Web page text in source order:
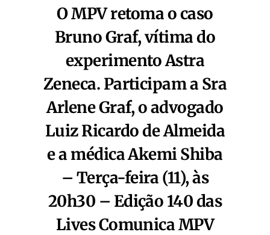
O MPV retoma o caso
Bruno Graf, vítima do
experimento Astra
Zeneca. Participam a Sra
Arlene Graf, o advogado
Luiz Ricardo de Almeida
e a médica Akemi Shiba
– Terça-feira (11), às
20h30 – Edição 140 das
Lives Comunica MPV